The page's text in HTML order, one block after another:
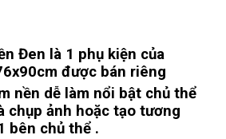
Đen là 1 phụ kiện của
được bán riêng
nền dễ làm nổi bật chủ thể
chụp ảnh hoặc tạo tương
bên chủ thể .